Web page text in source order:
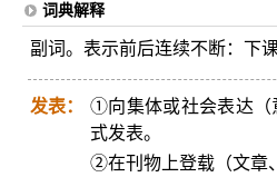
词典解释
副词。表示前后连续不断：下
发表：
①向集体或社会表达（
式发表。
②在刊物上登载（文章